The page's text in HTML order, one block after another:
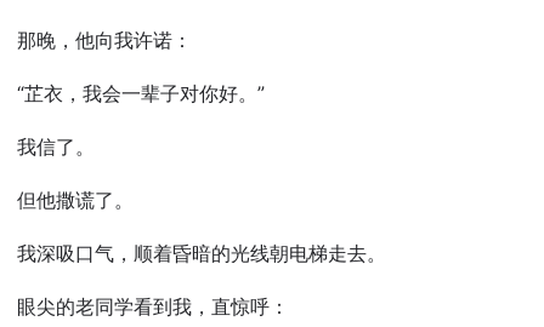
那晚，他向我许诺：
“芷衣，我会一辈子对你好。”
我信了。
但他撒谎了。
我深吸口气，顺着昏暗的光线朝电梯走去。
眼尖的老同学看到我，直惊呼：